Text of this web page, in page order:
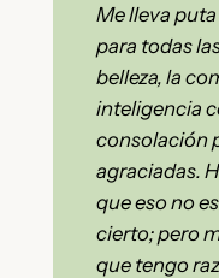
Me lleva
para todas
belleza, la
inteligencia
consolación
agraciadas.
que eso no
cierto; pero
que tengo